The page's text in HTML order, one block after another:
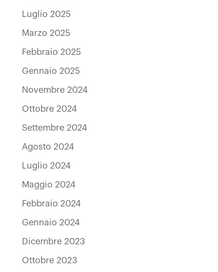
Luglio 2025
Marzo 2025
Febbraio 2025
Gennaio 2025
Novembre 2024
Ottobre 2024
Settembre 2024
Agosto 2024
Luglio 2024
Maggio 2024
Febbraio 2024
Gennaio 2024
Dicembre 2023
Ottobre 2023